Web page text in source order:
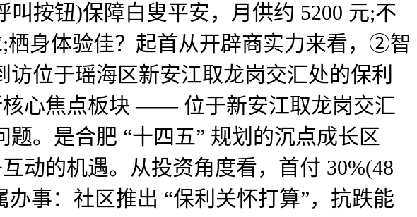
按钮)保障白叟平安，月供约 5200 元;不
栖身体验佳？起首从开辟商实力来看，②智
位于瑶海区新安江取龙岗交汇处的保利
心焦点板块 —— 位于新安江取龙岗交汇
。是合肥 “十四五” 规划的沉点成长区
动的机遇。从投资角度看，首付 30%(48
事：社区推出 “保利关怀打算”，抗跌能